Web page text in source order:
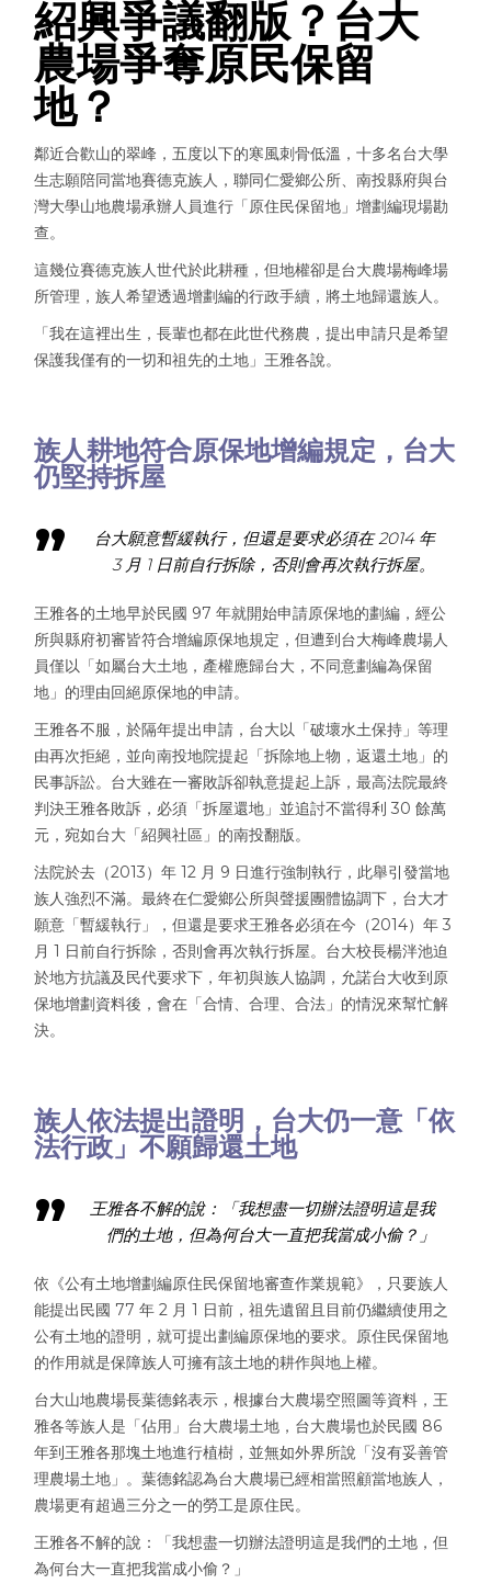
紹興爭議翻版？台大
農場爭奪原民保留
地？
鄰近合歡山的翠峰，五度以下的寒風刺骨低溫，十多名台大學
生志願陪同當地賽德克族人，聯同仁愛鄉公所、南投縣府與台
灣大學山地農場承辦人員進行「原住民保留地」增劃編現場勘
查。
這幾位賽德克族人世代於此耕種，但地權卻是台大農場梅峰場
所管理，族人希望透過增劃編的行政手續，將土地歸還族人。
「我在這裡出生，長輩也都在此世代務農，提出申請只是希望
保護我僅有的一切和祖先的土地」王雅各說。
族人耕地符合原保地增編規定，台大
仍堅持拆屋
台大願意暫緩執行，但還是要求必須在 2014 年
3 月 1 日前自行拆除，否則會再次執行拆屋。
王雅各的土地早於民國 97 年就開始申請原保地的劃編，經公
所與縣府初審皆符合增編原保地規定，但遭到台大梅峰農場人
員僅以「如屬台大土地，產權應歸台大，不同意劃編為保留
地」的理由回絕原保地的申請。
王雅各不服，於隔年提出申請，台大以「破壞水土保持」等理
由再次拒絕，並向南投地院提起「拆除地上物，返還土地」的
民事訴訟。台大雖在一審敗訴卻執意提起上訴，最高法院最終
判決王雅各敗訴，必須「拆屋還地」並追討不當得利 30 餘萬
元，宛如台大「紹興社區」的南投翻版。
法院於去（2013）年 12 月 9 日進行強制執行，此舉引發當地
族人強烈不滿。最終在仁愛鄉公所與聲援團體協調下，台大才
願意「暫緩執行」，但還是要求王雅各必須在今（2014）年 3
月 1 日前自行拆除，否則會再次執行拆屋。台大校長楊泮池迫
於地方抗議及民代要求下，年初與族人協調，允諾台大收到原
保地增劃資料後，會在「合情、合理、合法」的情況來幫忙解
決。
族人依法提出證明，台大仍一意「依
法行政」不願歸還土地
王雅各不解的說：「我想盡一切辦法證明這是我
們的土地，但為何台大一直把我當成小偷？」
依《公有土地增劃編原住民保留地審查作業規範》，只要族人
能提出民國 77 年 2 月 1 日前，祖先遺留且目前仍繼續使用之
公有土地的證明，就可提出劃編原保地的要求。原住民保留地
的作用就是保障族人可擁有該土地的耕作與地上權。
台大山地農場長葉德銘表示，根據台大農場空照圖等資料，王
雅各等族人是「佔用」台大農場土地，台大農場也於民國 86
年到王雅各那塊土地進行植樹，並無如外界所說「沒有妥善管
理農場土地」。葉德銘認為台大農場已經相當照顧當地族人，
農場更有超過三分之一的勞工是原住民。
王雅各不解的說：「我想盡一切辦法證明這是我們的土地，但
為何台大一直把我當成小偷？」